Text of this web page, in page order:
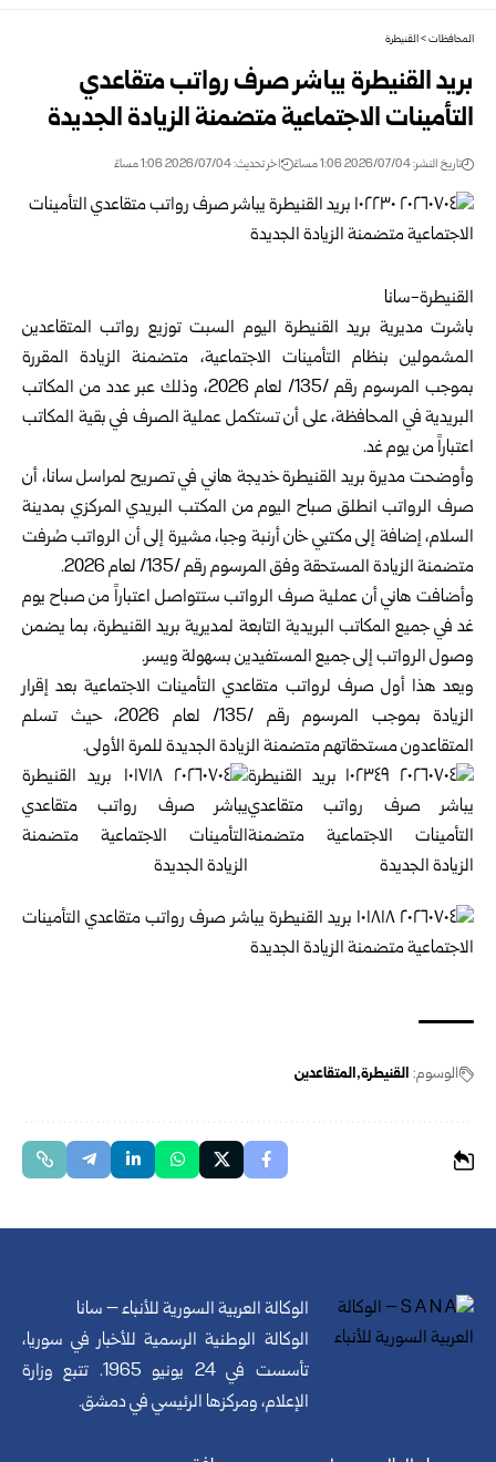
المحافظات>القنيطرة
بريد القنيطرة يباشر صرف رواتب متقاعدي
التأمينات الاجتماعية متضمنة الزيادة الجديدة
تاريخ النشر: 2026/07/04 1:06 مساءً اخر تحديث: 2026/07/04 1:06 مساءً
القنيطرة-سانا
باشرت مديرية بريد القنيطرة اليوم السبت توزيع رواتب المتقاعدين
المشمولين بنظام التأمينات الاجتماعية، متضمنة الزيادة المقررة
بموجب المرسوم رقم /135/ لعام 2026، وذلك عبر عدد من المكاتب
البريدية في المحافظة، على أن تستكمل عملية الصرف في بقية المكاتب
اعتباراً من يوم غد.
وأوضحت مديرة بريد القنيطرة خديجة هاني في تصريح لمراسل سانا، أن
صرف الرواتب انطلق صباح اليوم من المكتب البريدي المركزي بمدينة
السلام، إضافة إلى مكتبي خان أرنبة وجبا، مشيرة إلى أن الرواتب صُرفت
متضمنة الزيادة المستحقة وفق المرسوم رقم /135/ لعام 2026.
وأضافت هاني أن عملية صرف الرواتب ستتواصل اعتباراً من صباح يوم
غد في جميع المكاتب البريدية التابعة لمديرية بريد القنيطرة، بما يضمن
وصول الرواتب إلى جميع المستفيدين بسهولة ويسر.
ويعد هذا أول صرف لرواتب متقاعدي التأمينات الاجتماعية بعد إقرار
الزيادة بموجب المرسوم رقم /135/ لعام 2026، حيث تسلم
المتقاعدون مستحقاتهم متضمنة الزيادة الجديدة للمرة الأولى.
الوسوم: القنيطرة المتقاعدين
الوكالة العربية السورية للأنباء – سانا
الوكالة الوطنية الرسمية للأخبار في سوريا،
تأسست في 24 يونيو 1965. تتبع وزارة
الإعلام، ومركزها الرئيسي في دمشق.